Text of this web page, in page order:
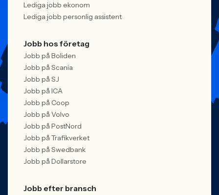
Lediga jobb ekonom
Lediga jobb personlig assistent
Jobb hos företag
Jobb på Boliden
Jobb på Scania
Jobb på SJ
Jobb på ICA
Jobb på Coop
Jobb på Volvo
Jobb på PostNord
Jobb på Trafikverket
Jobb på Swedbank
Jobb på Dollarstore
Jobb efter bransch